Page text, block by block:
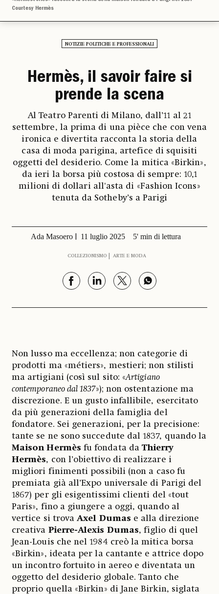
Courtesy Hermès
NOTIZIE POLITICHE E PROFESSIONALI
Hermès, il savoir faire si
prende la scena
Al Teatro Parenti di Milano, dall’11 al 21
settembre, la prima di una pièce che con vena
ironica e divertita racconta la storia della
casa di moda parigina, artefice di squisiti
oggetti del desiderio. Come la mitica «Birkin»,
da ieri la borsa più costosa di sempre: 10,1
milioni di dollari all'asta di «Fashion Icons»
tenuta da Sotheby’s a Parigi
Ada Masoero 11 luglio 2025 5' min di lettura
COLLEZIONISMO ARTE E MODA
Non lusso ma eccellenza; non categorie di
prodotti ma «métiers», mestieri; non stilisti
ma artigiani (così sul sito: «Artigiano
contemporaneo dal 1837»); non ostentazione ma
discrezione. E un gusto infallibile, esercitato
da più generazioni della famiglia del
fondatore. Sei generazioni, per la precisione:
tante se ne sono succedute dal 1837, quando la
Maison Hermès fu fondata da Thierry
Hermès, con l’obiettivo di realizzare i
migliori finimenti possibili (non a caso fu
premiata già all’Expo universale di Parigi del
1867) per gli esigentissimi clienti del «tout
Paris», fino a giungere a oggi, quando al
vertice si trovaAxel Dumas e alla direzione
creativa Pierre-Alexis Dumas, figlio di quel
Jean-Louis che nel 1984 creò la mitica borsa
«Birkin», ideata per la cantante e attrice dopo
un incontro fortuito in aereo e diventata un
oggetto del desiderio globale. Tanto che
proprio quella «Birkin» di Jane Birkin, siglata